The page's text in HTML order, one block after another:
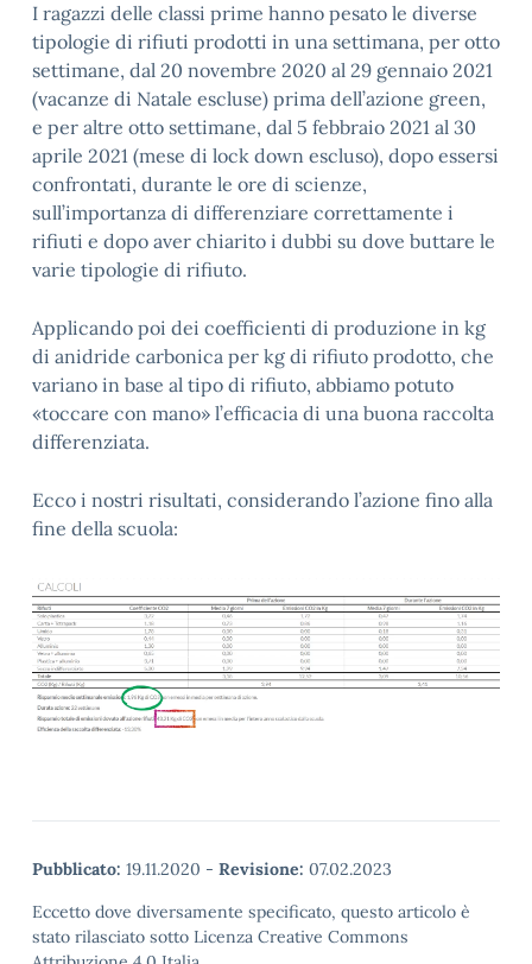
I ragazzi delle classi prime hanno pesato le diverse
tipologie di rifiuti prodotti in una settimana, per otto
settimane, dal 20 novembre 2020 al 29 gennaio 2021
(vacanze di Natale escluse) prima dell’azione green,
e per altre otto settimane, dal 5 febbraio 2021 al 30
aprile 2021 (mese di lock down escluso), dopo essersi
confrontati, durante le ore di scienze,
sull’importanza di differenziare correttamente i
rifiuti e dopo aver chiarito i dubbi su dove buttare le
varie tipologie di rifiuto.
Applicando poi dei coefficienti di produzione in kg
di anidride carbonica per kg di rifiuto prodotto, che
variano in base al tipo di rifiuto, abbiamo potuto
«toccare con mano» l’efficacia di una buona raccolta
differenziata.
Ecco i nostri risultati, considerando l’azione fino alla
fine della scuola:
Pubblicato: 19.11.2020 - Revisione: 07.02.2023
Eccetto dove diversamente specificato, questo articolo è
stato rilasciato sotto Licenza Creative Commons